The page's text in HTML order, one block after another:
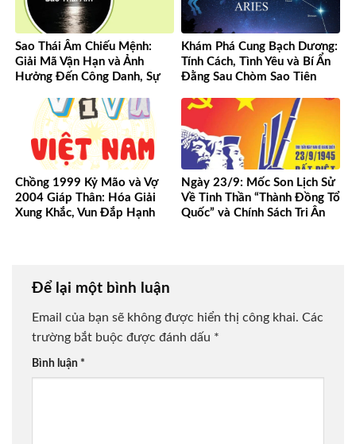
Sao Thái Âm Chiếu Mệnh:
Giải Mã Vận Hạn và Ảnh
Hưởng Đến Công Danh, Sự
Khám Phá Cung Bạch Dương:
Tính Cách, Tình Yêu và Bí Ẩn
Đằng Sau Chòm Sao Tiên
Chồng 1999 Kỷ Mão và Vợ
2004 Giáp Thân: Hóa Giải
Xung Khắc, Vun Đắp Hạnh
Ngày 23/9: Mốc Son Lịch Sử
Về Tinh Thần “Thành Đồng Tổ
Quốc” và Chính Sách Tri Ân
Để lại một bình luận
Email của bạn sẽ không được hiển thị công khai. Các
trường bắt buộc được đánh dấu *
Bình luận *